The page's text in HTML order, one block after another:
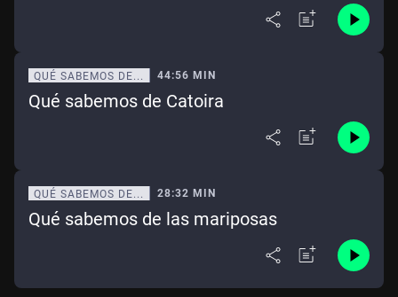
QUÉ SABEMOS DE... 44:56 MIN
Qué sabemos de Catoira
QUÉ SABEMOS DE... 28:32 MIN
Qué sabemos de las mariposas